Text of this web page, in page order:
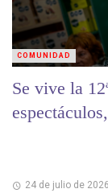
Se vive la 12ª Fiesta del Alfajor Costero
24 de julio de 2026
COMUNIDAD